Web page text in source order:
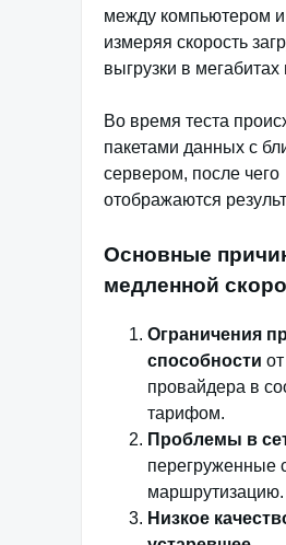
между компьютером
измеряя скорость
выгрузки в мегабитах
Во время теста
пакетами данных с
сервером, после чего
отображаются
Основные
медленной
Ограничения
способности от
провайдера в
тарифом.
Проблемы в
перегруженные
маршрутизацию.
Низкое